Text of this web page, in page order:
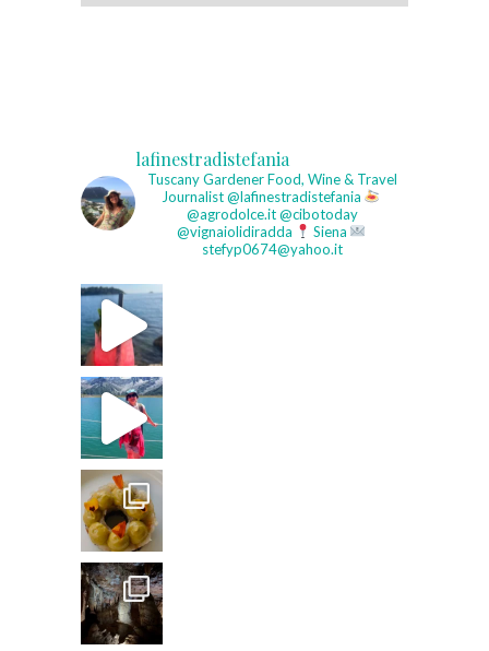
lafinestradistefania
Tuscany GardenerFood, Wine & Travel
Journalist@lafinestradistefania
@agrodolce.it @cibotoday
@vignaiolidiradda
Siena
stefyp0674@yahoo.it